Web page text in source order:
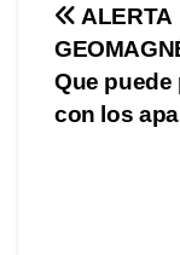
de
ALERTA
Que puede
con los